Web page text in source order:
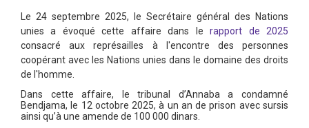
Le 24 septembre 2025, le Secrétaire général des Nations
unies a évoqué cette affaire dans lerapport de 2025
consacré aux représailles à l'encontre des personnes
coopérant avec les Nations unies dans le domaine des droits
de l'homme.
Dans cette affaire, le tribunal d’Annaba a condamné
Bendjama, le 12 octobre 2025, à un an de prison avec sursis
ainsi qu’à une amende de 100 000 dinars.